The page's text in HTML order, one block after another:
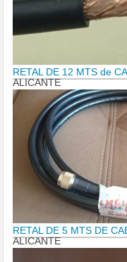
RETAL DE 12 MTS de
ALICANTE
RETAL DE 5 MTS DE
ALICANTE